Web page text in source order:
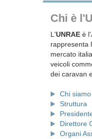
Chi è
L'UNRAE è
rappresenta
mercato
veicoli
dei caravan
Chi siamo
Struttura
Direttore
Organi